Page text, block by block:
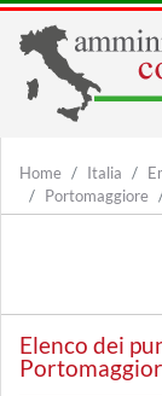
Home Italia
Portomaggiore
Elenco dei